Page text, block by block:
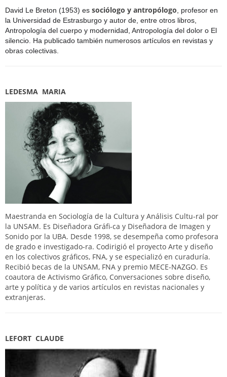
David Le Breton (1953) es sociólogo y antropólogo , profesor en
la Universidad de Estrasburgo y autor de, entre otros libros,
Antropología del cuerpo y modernidad, Antropología del dolor o El
silencio. Ha publicado también numerosos artículos en revistas y
obras colectivas.
LEDESMA MARIA
Maestranda en Sociología de la Cultura y Análisis Cultu-ral por
la UNSAM. Es Diseñadora Gráﬁ-ca y Diseñadora de Imagen y
Sonido por la UBA. Desde 1998, se desempeña como profesora
de grado e investigado-ra. Codirigió el proyecto Arte y diseño
en los colectivos gráﬁcos, FNA, y se especializó en curaduría.
Recibió becas de la UNSAM, FNA y premio MECE-NAZGO. Es
coautora de Activismo Gráﬁco, Conversaciones sobre diseño,
arte y política y de varios artículos en revistas nacionales y
extranjeras.
LEFORT CLAUDE